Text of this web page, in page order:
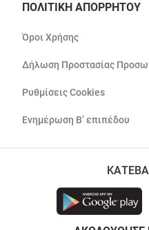
ΠΟΛΙΤΙΚΗ ΑΠΟΡΡΗΤΟΥ
Όροι Χρήσης
Δήλωση Προστασίας
Ρυθμίσεις Cookies
Ενημέρωση Β’ επιπέδου